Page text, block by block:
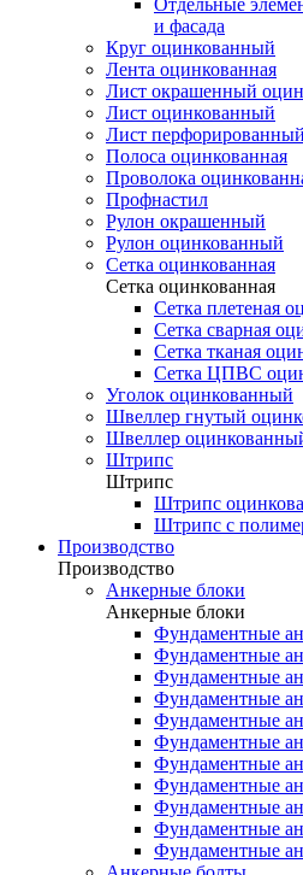
Отдельные
и фасада
Круг оцинкованный
Лента оцинкованная
Лист окрашенный
Лист оцинкованный
Лист
Полоса оцинкованная
Проволока
Профнастил
Рулон окрашенный
Рулон оцинкованный
Сетка оцинкованная
Сетка оцинкованная
Сетка плетеная
Сетка сварная
Сетка тканая
Сетка ЦПВС
Уголок оцинкованный
Швеллер гнутый
Швеллер
Штрипс
Штрипс
Штрипс
Штрипс с
Производство
Производство
Анкерные блоки
Анкерные блоки
Фундаментные
Фундаментные
Фундаментные
Фундаментные
Фундаментные
Фундаментные
Фундаментные
Фундаментные
Фундаментные
Фундаментные
Фундаментные